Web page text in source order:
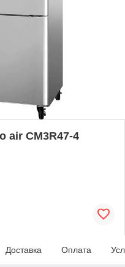
air CM3R47-4
Доставка Оплата